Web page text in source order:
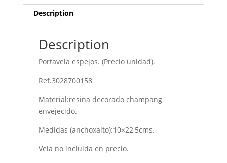
Description
Description
Portavela espejos. (Precio unidad).
Ref.3028700158
Material:resina decorado champang
envejecido.
Medidas (anchoxalto):10×22,5cms.
Vela no incluida en precio.